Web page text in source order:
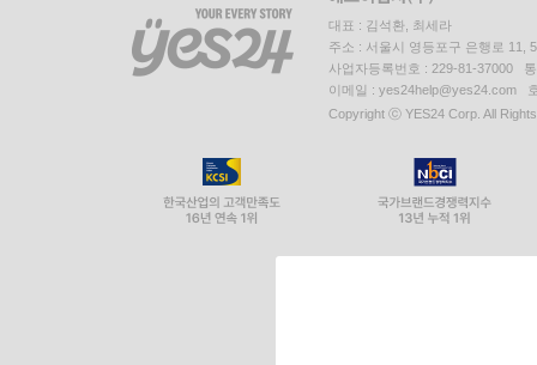
대표 : 김석환, 최세라
주소 : 서울시 영등포구 은행로 11,
사업자등록번호 : 229-81-37000
이메일 : yes24help@yes24.com
Copyright ⓒ YES24 Corp. All